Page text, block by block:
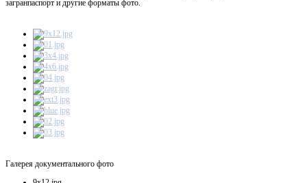
загранпаспорт и другие форматы фото.
Галерея документального фото